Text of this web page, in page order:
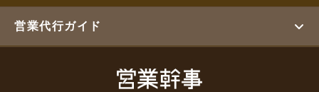
営業代行ガイド